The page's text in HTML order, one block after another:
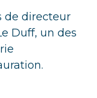
de directeur
Duff, un des